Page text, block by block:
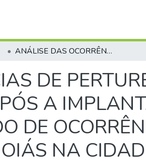
ANÁLISE DAS OCORRÊNCIAS DE PERTURBAÇÃO DO TRABALHO E SOSSEGO APÓS A IMPLANTAÇÃO DO TERMO CIRCUNSTANCIADO DE OCORRÊNCIA DA POLÍCIA MILITAR DO ESTADO DE GOIÁS NA CIDADE OCIDENTAL-GO
DE
A
DE
NA